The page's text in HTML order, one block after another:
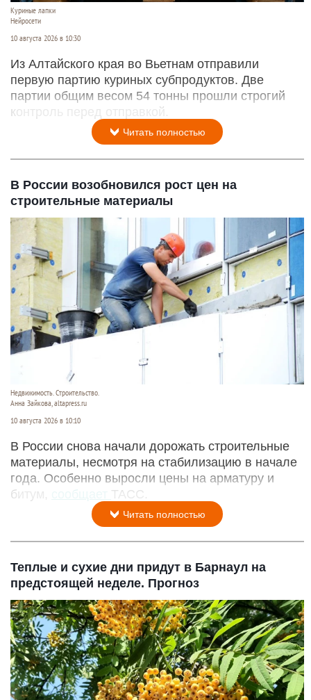
Куриные лапки
Нейросети
10 августа 2026 в 10:30
Из Алтайского края во Вьетнам отправили
первую партию куриных субпродуктов. Две
партии общим весом 54 тонны прошли строгий
контроль перед отправкой.
Читать полностью
В России возобновился рост цен на
строительные материалы
Недвижимость. Строительство.
Анна Зайкова, altapress.ru
10 августа 2026 в 10:10
В России снова начали дорожать строительные
материалы, несмотря на стабилизацию в начале
года. Особенно выросли цены на арматуру и
битум,
сообщает ТАСС.
Читать полностью
Теплые и сухие дни придут в Барнаул на
предстоящей неделе. Прогноз